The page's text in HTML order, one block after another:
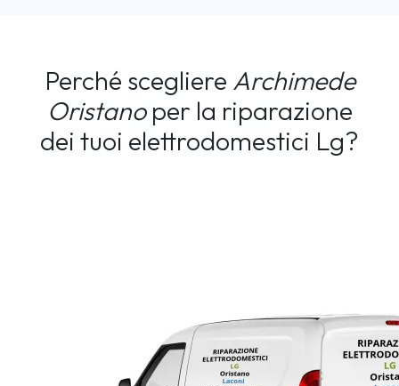
Perché scegliere Archimede
Oristanoper la riparazione
dei tuoi elettrodomestici Lg?